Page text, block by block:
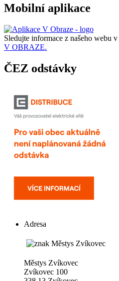
Mobilní aplikace
Sledujte informace z našeho webu v
V OBRAZE.
ČEZ odstávky
Adresa
Městys Zvíkovec
Zvíkovec 100